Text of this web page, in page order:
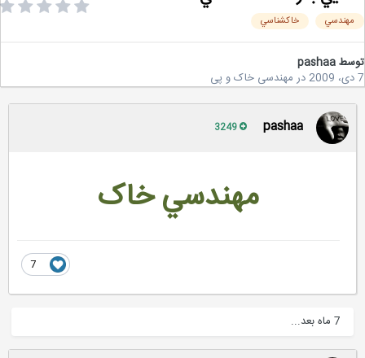
خاكشناسي
pashaa
درمهندسی خاک و پی
pashaa
مهندسي خاک